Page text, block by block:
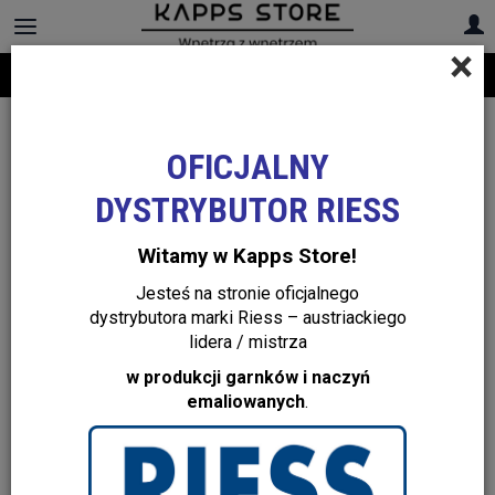
+48 22 299 19 84
×
OFICJALNY
DYSTRYBUTOR RIESS
Witamy w Kapps Store!
Jesteś na stronie oficjalnego
dystrybutora marki Riess – austriackiego
lidera / mistrza
w produkcji garnków i naczyń
emaliowanych.